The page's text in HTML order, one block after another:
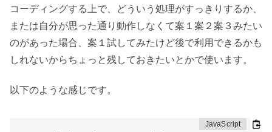
コーディングする上で、どういう処理がすっきりするか、
または自分が思った通り動作しなくて案１案２案３みたい
のがあった場合、案１試してみたけど後で利用できるかも
しれないからちょっと残しておきたいとかで使います。
以下のような感じです。